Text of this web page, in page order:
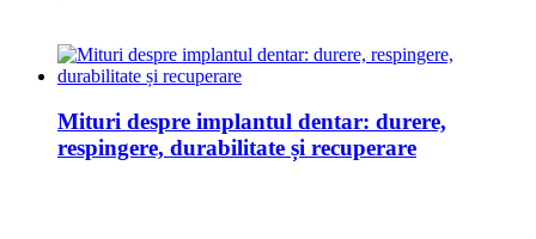
Mituri despre implantul dentar: durere,
respingere, durabilitate și recuperare